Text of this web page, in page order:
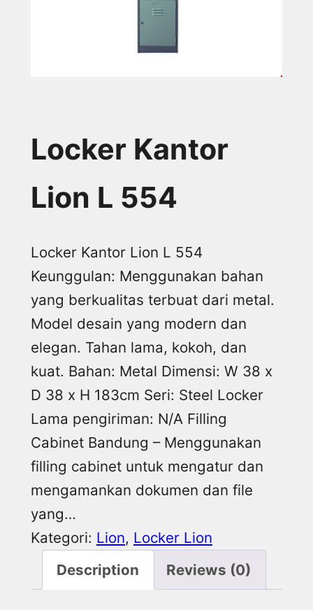
Locker Kantor
Lion L 554
Locker Kantor Lion L 554
Keunggulan: Menggunakan bahan
yang berkualitas terbuat dari metal.
Model desain yang modern dan
elegan. Tahan lama, kokoh, dan
kuat. Bahan: Metal Dimensi: W 38 x
D 38 x H 183cm Seri: Steel Locker
Lama pengiriman: N/A Filling
Cabinet Bandung – Menggunakan
filling cabinet untuk mengatur dan
mengamankan dokumen dan file
yang…
Kategori: Lion, Locker Lion
Description
Reviews (0)